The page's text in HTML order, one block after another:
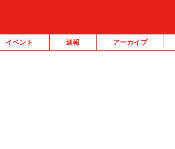
イベント 速報 アーカイブ